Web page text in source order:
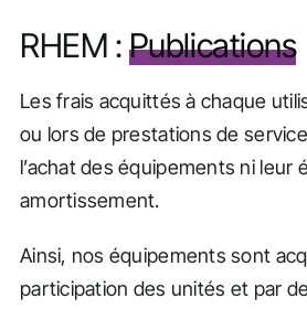
RHEM :Publications
Les frais acquittés à chaque
ou lors de prestations de
l’achat des équipements ni leur
amortissement.
Ainsi, nos équipements sont
participation des unités et par